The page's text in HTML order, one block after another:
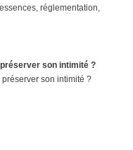
son intimité ?